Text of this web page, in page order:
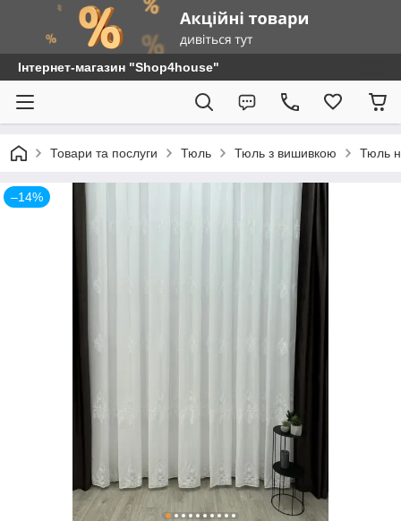
Інтернет-магазин "Shop4house"
Товари та послуги Тюль Тюль з вишивкою Тюль
–14%